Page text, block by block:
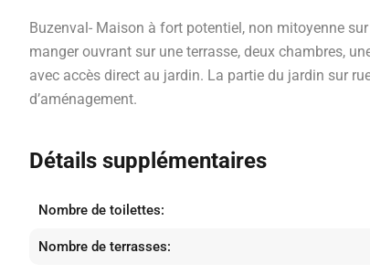
Buzenval- Maison à fort potentiel, non mitoyenne
manger ouvrant sur une terrasse, deux chambres,
avec accès direct au jardin. La partie du jardin sur
d’aménagement.
Détails supplémentaires
Nombre de toilettes:
Nombre de terrasses: